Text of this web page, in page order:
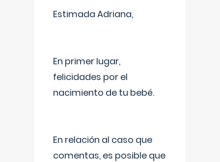
Estimada Adriana,
En primer lugar,
felicidades por el
nacimiento de tu bebé.
En relación al caso que
comentas, es posible que